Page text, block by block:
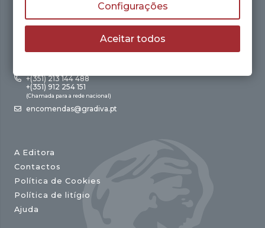
+(351) 213 144 488
+(351) 912 254 151
(Chamada para a rede nacional)
encomendas@gradiva.pt
A Editora
Contactos
Política de Cookies
Política de litígio
Ajuda
Configurações
Aceitar todos